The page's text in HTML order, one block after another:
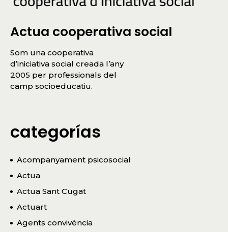
Actua cooperativa social
Som una cooperativa
d’iniciativa social creada l’any
2005 per professionals del
camp socioeducatiu.
categorías
Acompanyament psicosocial
Actua
Actua Sant Cugat
Actuart
Agents convivència